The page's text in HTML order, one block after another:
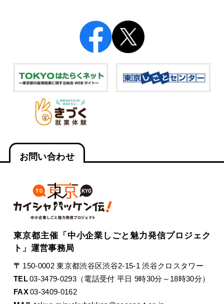
お問い合わせ
東京都主催「中小企業しごと魅力発信プロジェク
ト」運営事務局
〒 150-0002 東京都渋谷区渋谷2-15-1 渋谷クロスタワー
TEL03-3479-0293（電話受付 平日 9時30分～18時30分）
FAX03-3409-0162